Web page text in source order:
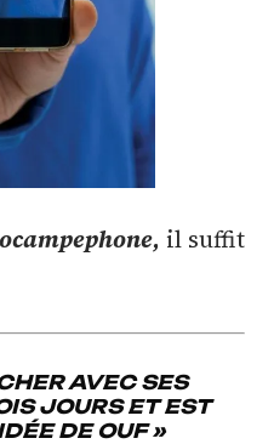
il suffit
AVEC SES
JOURS ET EST
DE OUF »